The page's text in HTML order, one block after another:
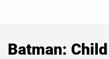
Batman: